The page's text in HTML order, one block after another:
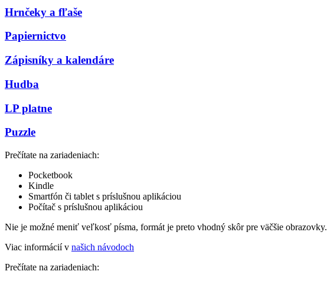
Hrnčeky a fľaše
Papiernictvo
Zápisníky a kalendáre
Hudba
LP platne
Puzzle
Prečítate na zariadeniach:
Pocketbook
Kindle
Smartfón či tablet s príslušnou aplikáciou
Počítač s príslušnou aplikáciou
Nie je možné meniť veľkosť písma, formát je preto vhodný skôr pre väčšie obrazovky.
Viac informácií v našich návodoch
Prečítate na zariadeniach: